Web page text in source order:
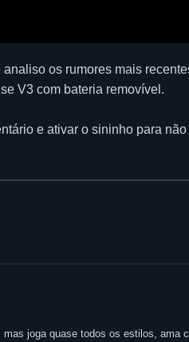
os rumores mais
V3 com bateria removível.
e ativar o sininho para
joga quase todos os estilos, ama